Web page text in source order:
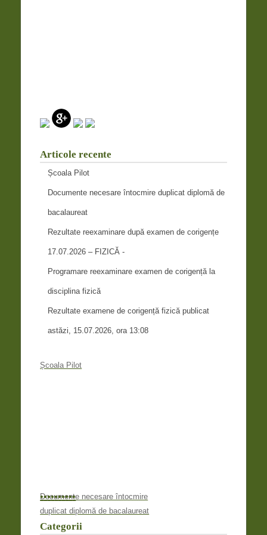
Articole recente
Școala Pilot
Documente necesare întocmire duplicat diplomă de
bacalaureat
Rezultate reexaminare după examen de corigențe
17.07.2026 – FIZICĂ -
Programare reexaminare examen de corigență la
disciplina fizică
Rezultate examene de corigență fizică publicat
astăzi, 15.07.2026, ora 13:08
Școala Pilot
Documente necesare întocmire
duplicat diplomă de bacalaureat
••••••••••
Categorii